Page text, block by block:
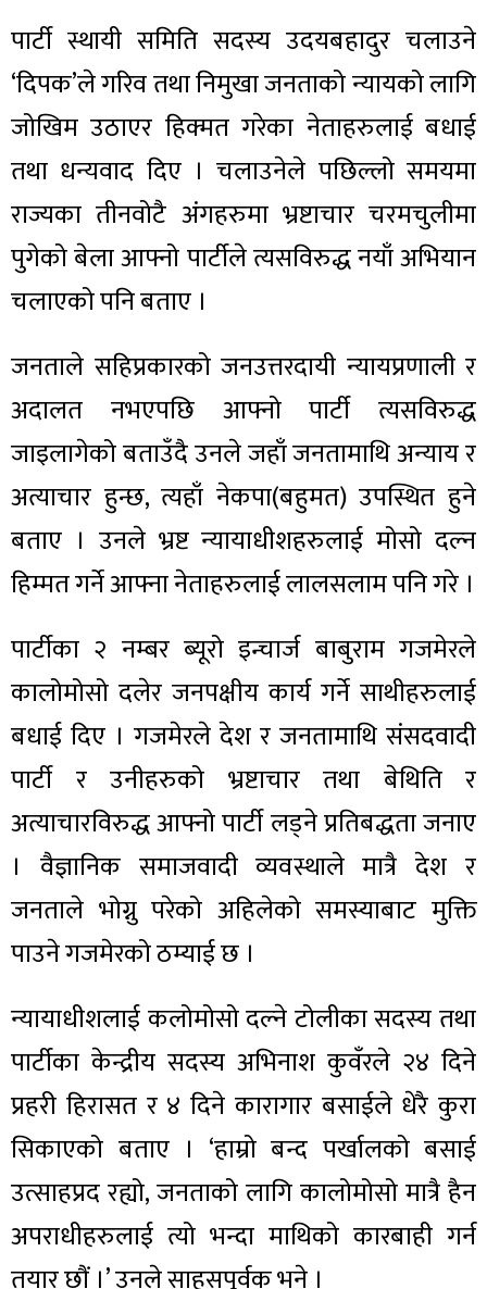
पार्टी स्थायी समिति सदस्य उदयबहादुर चलाउने
‘दिपक’ले गरिव तथा निमुखा जनताको न्यायको लागि
जोखिम उठाएर हिक्मत गरेका नेताहरुलाई बधाई
तथा धन्यवाद दिए । चलाउनेले पछिल्लो समयमा
राज्यका तीनवोटै अंगहरुमा भ्रष्टाचार चरमचुलीमा
पुगेको बेला आफ्नो पार्टीले त्यसविरुद्ध नयाँ अभियान
चलाएको पनि बताए ।
जनताले सहिप्रकारको जनउत्तरदायी न्यायप्रणाली र
अदालत नभएपछि आफ्नो पार्टी त्यसविरुद्ध
जाइलागेको बताउँदै उनले जहाँ जनतामाथि अन्याय र
अत्याचार हुन्छ, त्यहाँ नेकपा(बहुमत) उपस्थित हुने
बताए । उनले भ्रष्ट न्यायाधीशहरुलाई मोसो दल्न
हिम्मत गर्ने आफ्ना नेताहरुलाई लालसलाम पनि गरे ।
पार्टीका २ नम्बर ब्यूरो इन्चार्ज बाबुराम गजमेरले
कालोमोसो दलेर जनपक्षीय कार्य गर्ने साथीहरुलाई
बधाई दिए । गजमेरले देश र जनतामाथि संसदवादी
पार्टी र उनीहरुको भ्रष्टाचार तथा बेथिति र
अत्याचारविरुद्ध आफ्नो पार्टी लड्ने प्रतिबद्धता जनाए
। वैज्ञानिक समाजवादी व्यवस्थाले मात्रै देश र
जनताले भोग्नु परेको अहिलेको समस्याबाट मुक्ति
पाउने गजमेरको ठम्याई छ ।
न्यायाधीशलाई कलोमोसो दल्ने टोलीका सदस्य तथा
पार्टीका केन्द्रीय सदस्य अभिनाश कुवँरले २४ दिने
प्रहरी हिरासत र ४ दिने कारागार बसाईले धेरै कुरा
सिकाएको बताए । ‘हाम्रो बन्द पर्खालको बसाई
उत्साहप्रद रह्यो, जनताको लागि कालोमोसो मात्रै हैन
अपराधीहरुलाई त्यो भन्दा माथिको कारबाही गर्न